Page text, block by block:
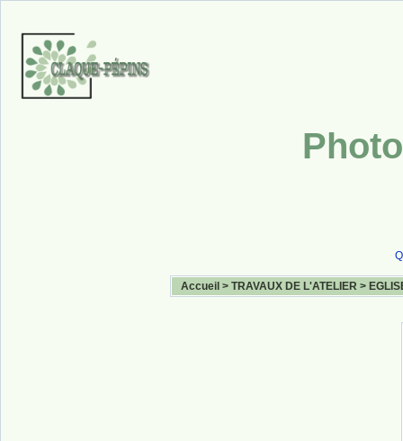
Accueil > TRAVAUX DE L'ATELIER >